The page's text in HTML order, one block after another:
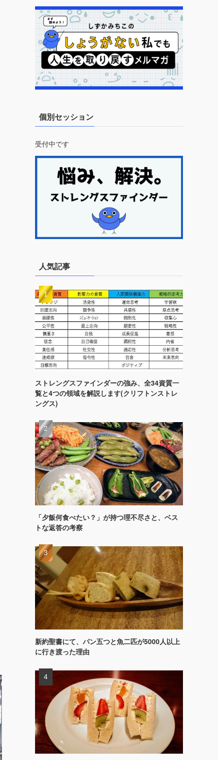
個別セッション
受付中です
人気記事
ストレングスファインダーの強み、全34資質一
覧と4つの領域を解説します(クリフトンストレ
ングス)
「夕飯何食べたい？」が持つ理不尽さと、ベス
トな返答の考察
新約聖書にて、パン五つと魚二匹が5000人以上
に行き渡った理由